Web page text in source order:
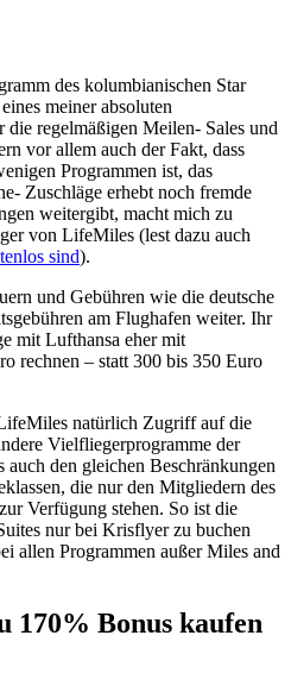
des kolumbianischen Star
meiner absoluten
regelmäßigen Meilen- Sales und
vor allem auch der Fakt, dass
Programmen ist, das
Zuschläge erhebt noch fremde
weitergibt, macht mich zu
von LifeMiles (lest dazu auch
sind).
und Gebühren wie die deutsche
am Flughafen weiter. Ihr
mit Lufthansa eher mit
rechnen – statt 300 bis 350 Euro
natürlich Zugriff auf die
Vielfliegerprogramme der
den gleichen Beschränkungen
die nur den Mitgliedern des
Verfügung stehen. So ist die
nur bei Krisflyer zu buchen
allen Programmen außer Miles and
170% Bonus kaufen